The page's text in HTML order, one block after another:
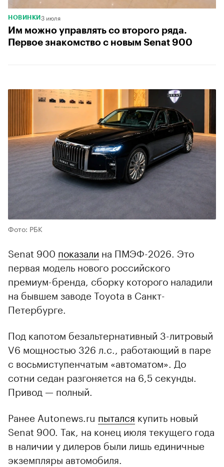
НОВИНКИ 3 июля
Им можно управлять со второго ряда.
Первое знакомство с новым Senat 900
Фото: РБК
Senat 900 показали на ПМЭФ-2026. Это
первая модель нового российского
премиум-бренда, сборку которого наладили
на бывшем заводе Toyota в Санкт-
Петербурге.
Под капотом безальтернативный 3-литровый
V6 мощностью 326 л.с., работающий в паре
с восьмиступенчатым «автоматом». До
сотни седан разгоняется на 6,5 секунды.
Привод — полный.
Ранее Autonews.ru пытался купить новый
Senat 900. Так, на конец июля текущего года
в наличии у дилеров были лишь единичные
экземпляры автомобиля.